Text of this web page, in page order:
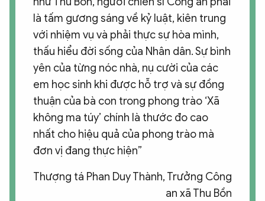
là tấm gương sáng về kỷ luật, kiên trung
với nhiệm vụ và phải thực sự hòa mình,
thấu hiểu đời sống của Nhân dân. Sự bình
yên của từng nóc nhà, nụ cười của các
em học sinh khi được hỗ trợ và sự đồng
thuận của bà con trong phong trào ‘Xã
không ma túy’ chính là thước đo cao
nhất cho hiệu quả của phong trào mà
đơn vị đang thực hiện”
Thượng tá Phan Duy Thành, Trưởng Công
an xã Thu Bồn